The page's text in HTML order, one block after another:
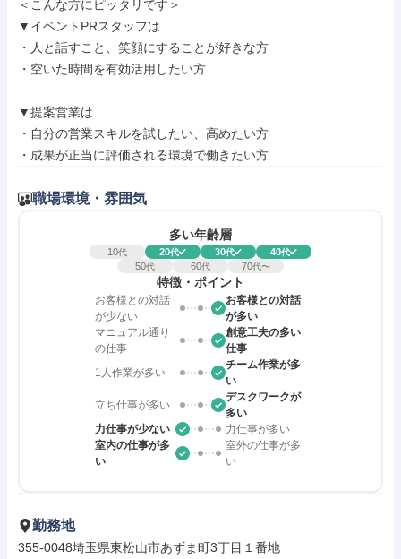
＜こんな方にピッタリです＞
▼イベントPRスタッフは…
・人と話すこと、笑顔にすることが好きな方
・空いた時間を有効活用したい方
▼提案営業は…
・自分の営業スキルを試したい、高めたい方
・成果が正当に評価される環境で働きたい方
職場環境・雰囲気
多い年齢層
10代 20代 30代 40代
50代 60代 70代〜
特徴・ポイント
お客様との対話
が少ない
お客様との対話
が多い
マニュアル通り
の仕事
創意工夫の多い
仕事
1人作業が多い
チーム作業が多
い
立ち仕事が多い
デスクワークが
多い
力仕事が少ない
力仕事が多い
室内の仕事が多
い
室外の仕事が多
い
勤務地
355-0048埼玉県東松山市あずま町3丁目１番地